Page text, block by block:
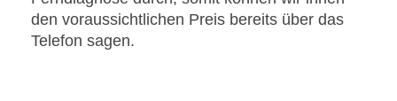
den voraussichtlichen Preis bereits über das
Telefon sagen.